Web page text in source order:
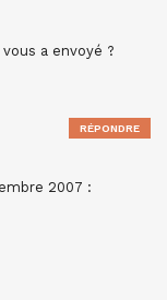
a envoyé ?
2007 :
RÉPONDRE